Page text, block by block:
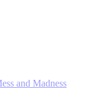
and Madness